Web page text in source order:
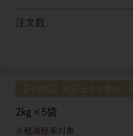
注文数
2kg×5袋
軽減税率対象